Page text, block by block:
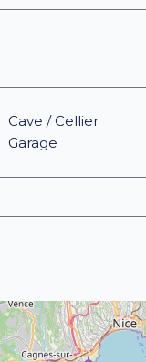
Cave / Cellier
Garage